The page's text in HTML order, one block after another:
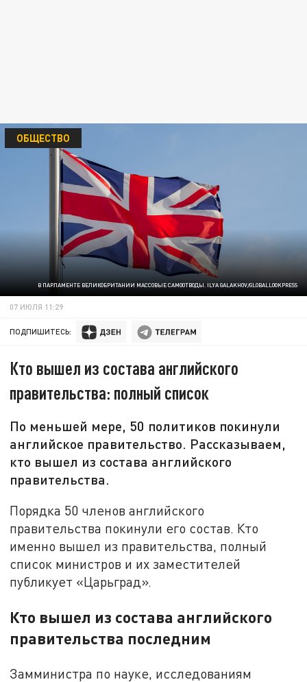
В ПАРЛАМЕНТЕ ВЕЛИКОБРИТАНИИ МАССОВЫЕ САМООТВОДЫ. ILYA GALAKHOV/GLOBALLOOKPRESS
ОБЩЕСТВО
07 ИЮЛЯ 11:29
ПОДПИШИТЕСЬ:
Кто вышел из состава английского
правительства: полный список
По меньшей мере, 50 политиков покинули
английское правительство. Рассказываем,
кто вышел из состава английского
правительства.
Порядка 50 членов английского
правительства покинули его состав. Кто
именно вышел из правительства, полный
список министров и их заместителей
публикует «Царьград».
Кто вышел из состава английского
правительства последним
Замминистра по науке, исследованиям